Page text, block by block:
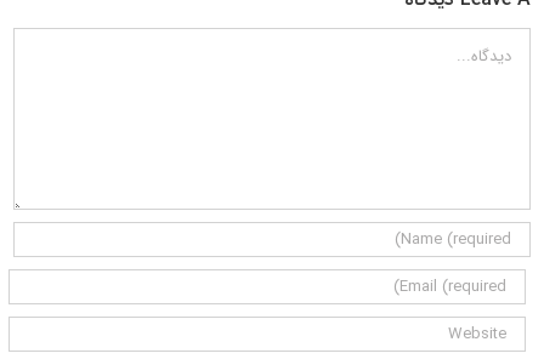
دیدگاه